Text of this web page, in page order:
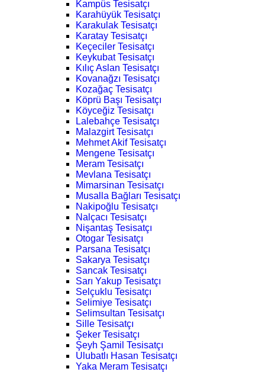
Kampüs Tesisatçı
Karahüyük Tesisatçı
Karakulak Tesisatçı
Karatay Tesisatçı
Keçeciler Tesisatçı
Keykubat Tesisatçı
Kılıç Aslan Tesisatçı
Kovanağzı Tesisatçı
Kozağaç Tesisatçı
Köprü Başı Tesisatçı
Köyceğiz Tesisatçı
Lalebahçe Tesisatçı
Malazgirt Tesisatçı
Mehmet Akif Tesisatçı
Mengene Tesisatçı
Meram Tesisatçı
Mevlana Tesisatçı
Mimarsinan Tesisatçı
Musalla Bağları Tesisatçı
Nakipoğlu Tesisatçı
Nalçacı Tesisatçı
Nişantaş Tesisatçı
Otogar Tesisatçı
Parsana Tesisatçı
Sakarya Tesisatçı
Sancak Tesisatçı
Sarı Yakup Tesisatçı
Selçuklu Tesisatçı
Selimiye Tesisatçı
Selimsultan Tesisatçı
Sille Tesisatçı
Şeker Tesisatçı
Şeyh Şamil Tesisatçı
Ulubatlı Hasan Tesisatçı
Yaka Meram Tesisatçı